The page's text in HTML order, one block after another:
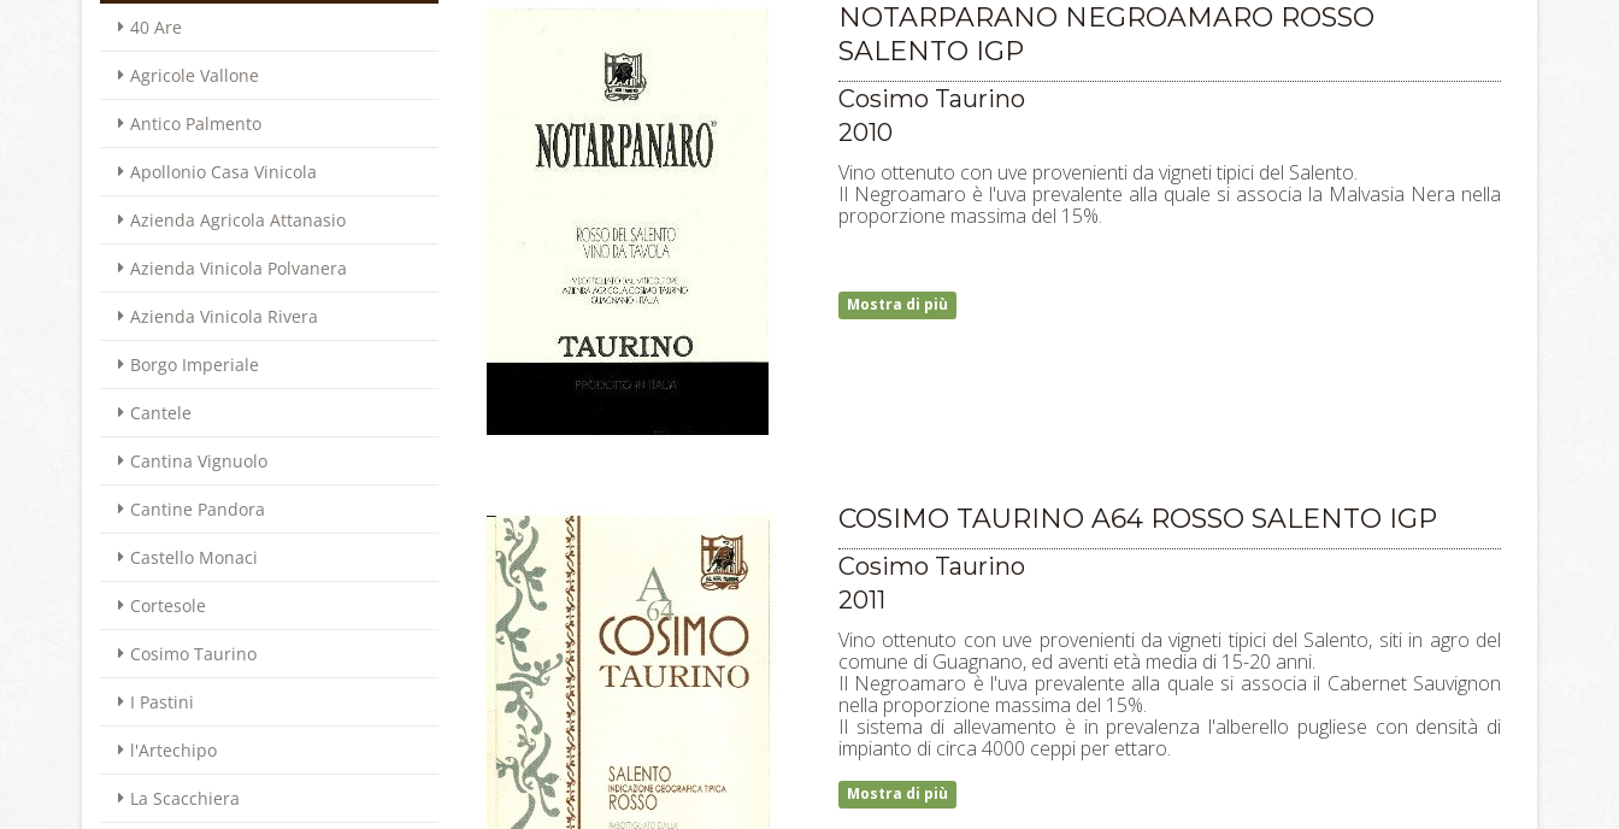
40 Are
Agricole Vallone
Antico Palmento
Apollonio Casa Vinicola
Azienda Agricola Attanasio
Azienda Vinicola Polvanera
Azienda Vinicola Rivera
Borgo Imperiale
Cantele
Cantina Vignuolo
Cantine Pandora
Castello Monaci
Cortesole
Cosimo Taurino
I Pastini
l'Artechipo
La Scacchiera
NOTARPARANO NEGROAMARO ROSSO
SALENTO IGP
Cosimo Taurino
2010
Vino ottenuto con uve provenienti da vigneti tipici del Salento.
Il Negroamaro è l'uva prevalente alla quale si associa la Malvasia Nera nella
proporzione massima del 15%.
Mostra di più
COSIMO TAURINO A64 ROSSO SALENTO IGP
Cosimo Taurino
2011
Vino ottenuto con uve provenienti da vigneti tipici del Salento, siti in agro del
comune di Guagnano, ed aventi età media di 15-20 anni.
Il Negroamaro è l'uva prevalente alla quale si associa il Cabernet Sauvignon
nella proporzione massima del 15%.
Il sistema di allevamento è in prevalenza l'alberello pugliese con densità di
impianto di circa 4000 ceppi per ettaro.
Mostra di più